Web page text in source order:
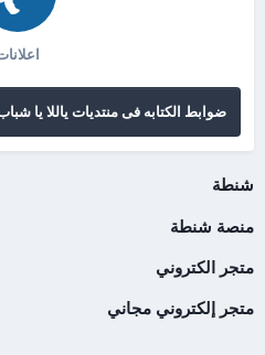
اعلانات
ضوابط الكتابه فى منتديات ياللا يا شباب
شنطة
منصة شنطة
متجر الكتروني
متجر إلكتروني مجاني